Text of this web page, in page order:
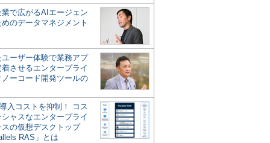
で広がるAIエージェン
のデータマネジメント
ユーザー体験で業務アプ
させるエンタープライ
ノーコード開発ツールの
入コストを抑制！ コス
ャスなエンタープライ
スの仮想デスクトップ
RAS」とは